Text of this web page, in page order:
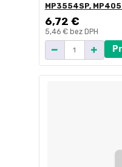
MP3554SP,
6,72 €
5,46 € bez DPH